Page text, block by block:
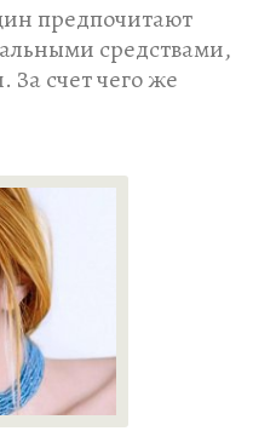
предпочитают
средствами,
За счет чего же